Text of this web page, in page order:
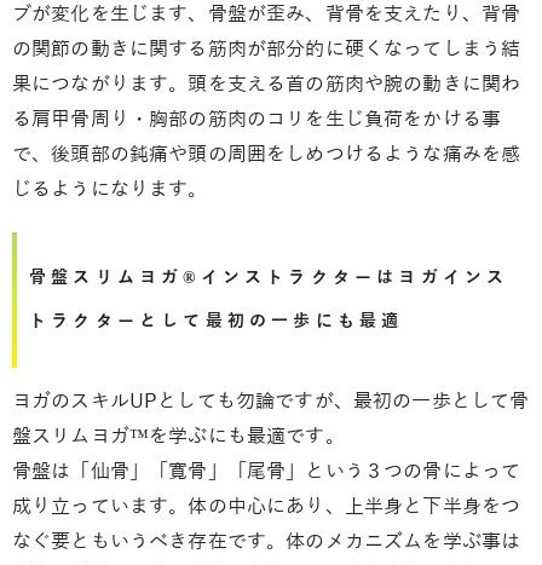
ブが変化を生じます、骨盤が歪み、背骨を支えたり、背骨
の関節の動きに関する筋肉が部分的に硬くなってしまう結
果につながります。頭を支える首の筋肉や腕の動きに関わ
る肩甲骨周り・胸部の筋肉のコリを生じ負荷をかける事
で、後頭部の鈍痛や頭の周囲をしめつけるような痛みを感
じるようになります。
骨盤スリムヨガ®インストラクターはヨガインス
トラクターとして最初の一歩にも最適
ヨガのスキルUPとしても勿論ですが、最初の一歩として骨
盤スリムヨガ™を学ぶにも最適です。
骨盤は「仙骨」「寛骨」「尾骨」という３つの骨によって
成り立っています。体の中心にあり、上半身と下半身をつ
なぐ要ともいうべき存在です。体のメカニズムを学ぶ事は